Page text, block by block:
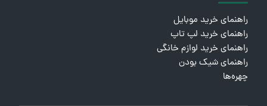
راهنمای خرید موبایل
راهنمای خرید لپ تاپ
راهنمای خرید لوازم خانگی
راهنمای شیک بودن
چهره‌ها